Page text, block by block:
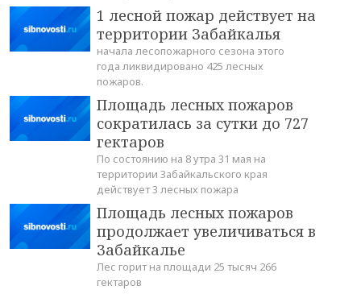
1 лесной пожар действует на
территории Забайкалья
начала лесопожарного сезона этого
года ликвидировано 425 лесных
пожаров.
Площадь лесных пожаров
сократилась за сутки до 727
гектаров
По состоянию на 8 утра 31 мая на
территории Забайкальского края
действует 3 лесных пожара
Площадь лесных пожаров
продолжает увеличиваться в
Забайкалье
Лес горит на площади 25 тысяч 266
гектаров